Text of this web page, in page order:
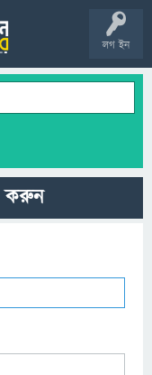
লগ ইন
করুন